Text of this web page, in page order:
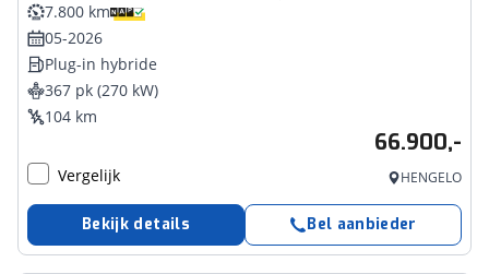
7.800 km
05-2026
Plug-in hybride
367 pk (270 kW)
104 km
66.900,-
Vergelijk HENGELO
Bekijk details Bel aanbieder